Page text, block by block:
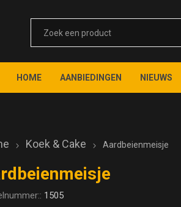
HOME AANBIEDINGEN NIEUWS
Koek & Cake Aardbeienmeisje
1505